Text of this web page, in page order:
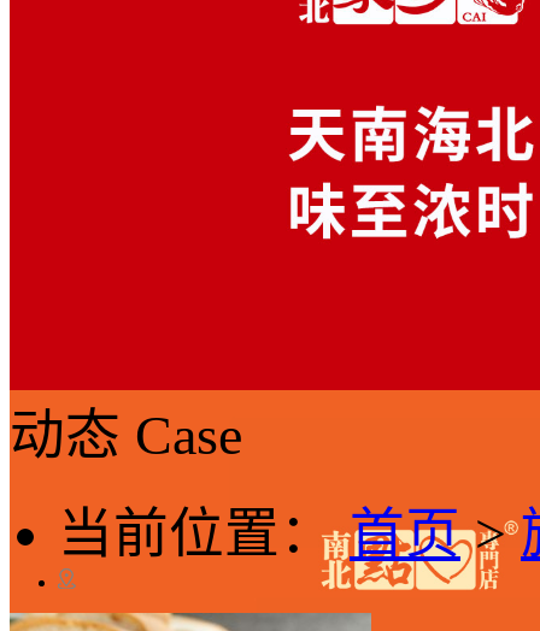
动态 Case
当前位置： 首页 >